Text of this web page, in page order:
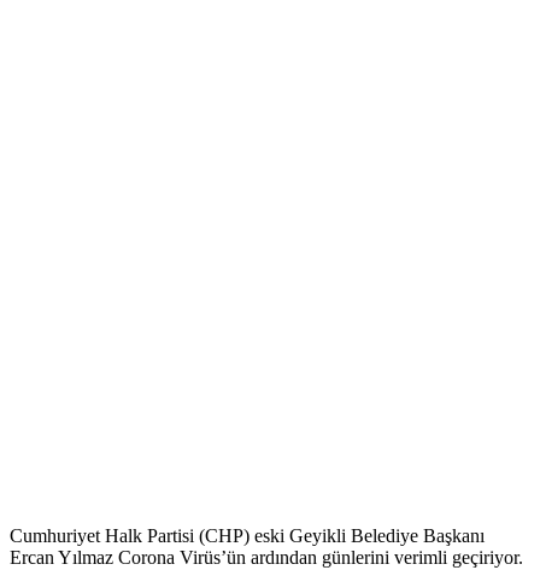
Cumhuriyet Halk Partisi (CHP) eski Geyikli Belediye Başkanı
Ercan Yılmaz Corona Virüs’ün ardından günlerini verimli geçiriyor.